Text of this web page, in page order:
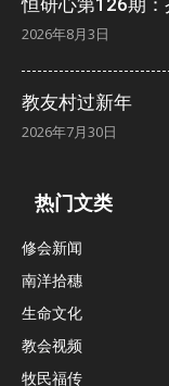
恒研心第126期
2026年8月3日
教友村过新年
2026年7月30日
热门文类
修会新闻
南洋拾穗
生命文化
教会视频
牧民福传